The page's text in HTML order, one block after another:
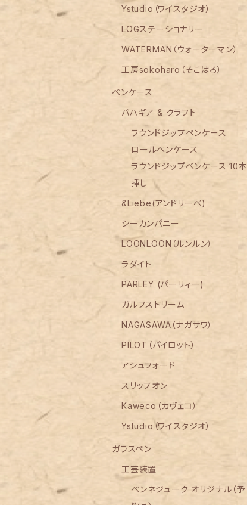
Ystudio（ワイスタジオ）
LOGステーショナリー
WATERMAN（ウォーターマン）
工房sokoharo（そこはろ）
ペンケース
バハギア & クラフト
ラウンドジップペンケース
ロールペンケース
ラウンドジップペンケース 10本
挿し
&Liebe(アンドリーベ)
シーカンパニー
LOONLOON（ルンルン）
ラダイト
PARLEY (パーリィー)
ガルフストリーム
NAGASAWA（ナガサワ）
PILOT（パイロット）
アシュフォード
スリップオン
Kaweco（カヴェコ）
Ystudio（ワイスタジオ）
ガラスペン
工芸装置
ペンネジューク オリジナル（予